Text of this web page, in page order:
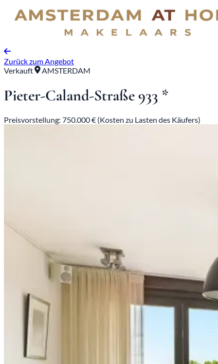
Zurück zum Angebot
Verkauft
AMSTERDAM
Pieter-Caland-Straße 933 *
Preisvorstellung: 750.000 € (Kosten zu Lasten des Käufers)